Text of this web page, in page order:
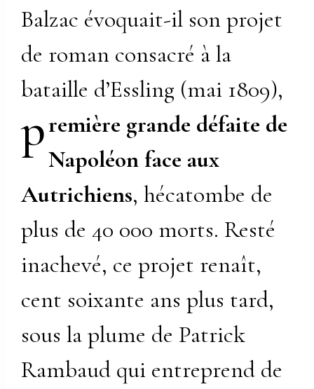
Balzac évoquait-il son projet
de roman consacré à la
bataille d’Essling (mai 1809),
première grande défaite de
Napoléon face aux
Autrichiens, hécatombe de
plus de 40 000 morts. Resté
inachevé, ce projet renaît,
cent soixante ans plus tard,
sous la plume de Patrick
Rambaud qui entreprend de